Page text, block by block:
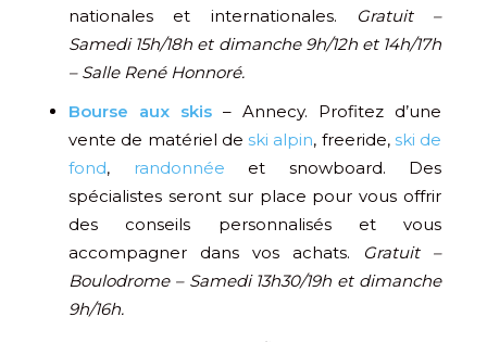
nationales et internationales. Gratuit –
Samedi 15h/18h et dimanche 9h/12h et 14h/17h
– Salle René Honnoré.
Bourse aux skis – Annecy. Profitez d’une
vente de matériel de ski alpin, freeride, ski de
fond, randonnée et snowboard. Des
spécialistes seront sur place pour vous offrir
des conseils personnalisés et vous
accompagner dans vos achats.
Gratuit –
Boulodrome – Samedi 13h30/19h et dimanche
9h/16h.